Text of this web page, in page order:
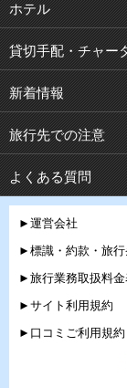
ホテル
貸切手配・チャー
新着情報
旅行先での注意
よくある質問
►運営会社
►標識・約款・旅
►旅行業務取扱料金
►サイト利用規約
►口コミご利用規約